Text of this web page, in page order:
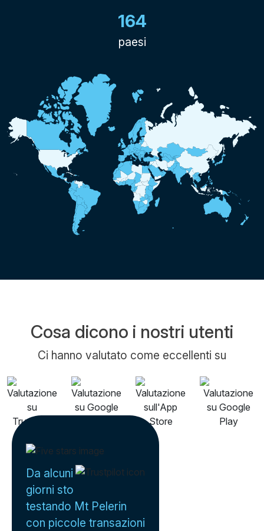
164
paesi
Cosa dicono i nostri utenti
Ci hanno valutato come eccellenti su
Da alcuni
giorni sto
testando Mt Pelerin
con piccole transazioni